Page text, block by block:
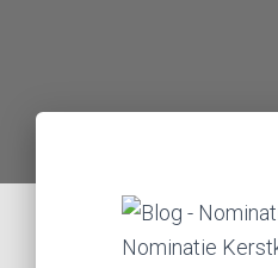
Nominatie